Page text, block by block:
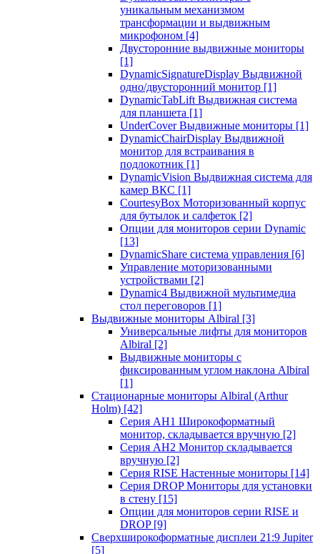
уникальным механизмом
трансформации и выдвижным
микрофоном [4]
Двусторонние выдвижные мониторы
[1]
DynamicSignatureDisplay Выдвижной
одно/двусторонний монитор [1]
DynamicTabLift Выдвижная система
для планшета [1]
UnderCover Выдвижные мониторы [1]
DynamicChairDisplay Выдвижной
монитор для встраивания в
подлокотник [1]
DynamicVision Выдвижная система для
камер ВКС [1]
CourtesyBox Моторизованный корпус
для бутылок и салфеток [2]
Опции для мониторов серии Dynamic
[13]
DynamicShare система управления [6]
Управление моторизованными
устройствами [2]
Dynamic4 Выдвижной мультимедиа
стол переговоров [1]
Выдвижные мониторы Albiral [3]
Универсальные лифты для мониторов
Albiral [2]
Выдвижные мониторы с
фиксированным углом наклона Albiral
[1]
Стационарные мониторы Albiral (Arthur
Holm) [42]
Серия AH1 Широкоформатный
монитор, складывается вручную [2]
Серия AH2 Монитор складывается
вручную [2]
Серия RISE Настенные мониторы [14]
Серия DROP Мониторы для установки
в стену [15]
Опции для мониторов серии RISE и
DROP [9]
Сверхширокоформатные дисплеи 21:9 Jupiter
[5]